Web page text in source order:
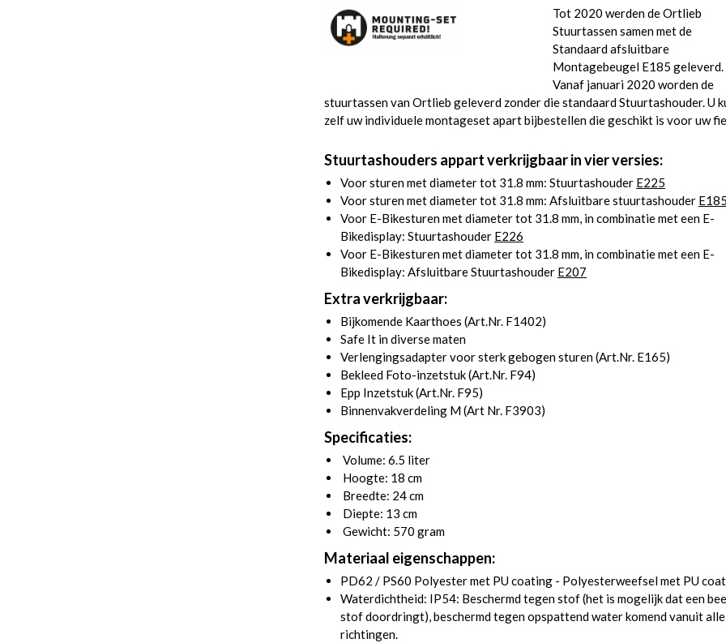
Tot 2020 werden de Ortlieb
Stuurtassen samen met de
Standaard afsluitbare
Montagebeugel E185 geleverd.
Vanaf januari 2020 worden de
stuurtassen van Ortlieb geleverd zonder die standaard Stuurtashouder. U
zelf uw individuele montageset apart bijbestellen die geschikt is voor uw
Stuurtashouders appart verkrijgbaar in vier versies:
Voor sturen met diameter tot 31.8 mm: Stuurtashouder E225
Voor sturen met diameter tot 31.8 mm: Afsluitbare stuurtashouder E185
Voor E-Bikesturen met diameter tot 31.8 mm, in combinatie met een E-
Bikedisplay: Stuurtashouder E226
Voor E-Bikesturen met diameter tot 31.8 mm, in combinatie met een E-
Bikedisplay: Afsluitbare Stuurtashouder E207
Extra verkrijgbaar:
Bijkomende Kaarthoes (Art.Nr. F1402)
Safe It in diverse maten
Verlengingsadapter voor sterk gebogen sturen (Art.Nr. E165)
Bekleed Foto-inzetstuk (Art.Nr. F94)
Epp Inzetstuk (Art.Nr. F95)
Binnenvakverdeling M (Art Nr. F3903)
Specificaties:
Volume: 6.5 liter
Hoogte: 18 cm
Breedte: 24 cm
Diepte: 13 cm
Gewicht: 570 gram
Materiaal eigenschappen:
PD62 / PS60 Polyester met PU coating - Polyesterweefsel met PU
Waterdichtheid: IP54: Beschermd tegen stof (het is mogelijk dat een
stof doordringt), beschermd tegen opspattend water komend vanuit alle
richtingen.